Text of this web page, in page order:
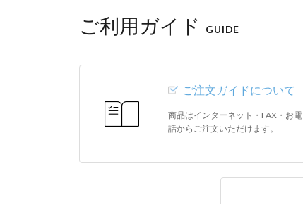
ご利用ガイド GUIDE
ご注文ガイドについて
商品はインターネット・FAX・お電
話からご注文いただけます。